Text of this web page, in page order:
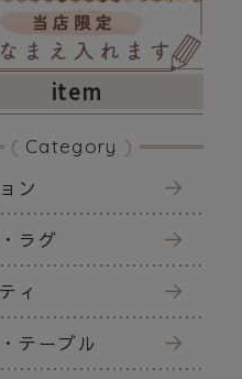
item
Category
ン
ラグ
ィ
テーブル